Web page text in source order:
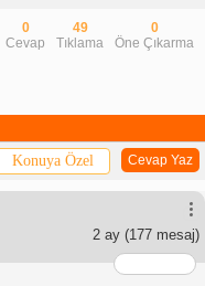
0
Cevap
49
Tıklama
0
Öne Çıkarma
Cevap Yaz
Konuya Özel
2 ay (177 mesaj)